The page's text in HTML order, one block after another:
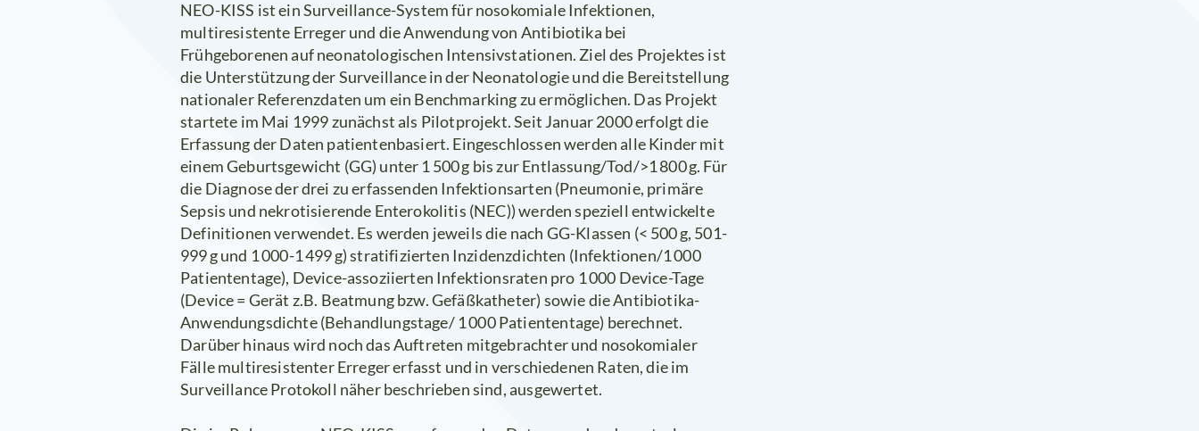
NEO-KISS ist ein Surveillance-System für nosokomiale Infektionen,
multiresistente Erreger und die Anwendung von Antibiotika bei
Frühgeborenen auf neonatologischen Intensivstationen. Ziel des Projektes ist
die Unterstützung der Surveillance in der Neonatologie und die Bereitstellung
nationaler Referenzdaten um ein Benchmarking zu ermöglichen. Das Projekt
startete im Mai 1999 zunächst als Pilotprojekt. Seit Januar 2000 erfolgt die
Erfassung der Daten patientenbasiert. Eingeschlossen werden alle Kinder mit
einem Geburtsgewicht (GG) unter 1 500 g bis zur Entlassung/Tod/>1 800 g. Für
die Diagnose der drei zu erfassenden Infektionsarten (Pneumonie, primäre
Sepsis und nekrotisierende Enterokolitis (NEC)) werden speziell entwickelte
Definitionen verwendet. Es werden jeweils die nach GG-Klassen (< 500 g, 501-
999 g und 1 000-1 499 g) stratifizierten Inzidenzdichten (Infektionen/1 000
Patiententage), Device-assoziierten Infektionsraten pro 1 000 Device-Tage
(Device = Gerät z.B. Beatmung bzw. Gefäßkatheter) sowie die Antibiotika-
Anwendungsdichte (Behandlungstage/ 1 000 Patiententage) berechnet.
Darüber hinaus wird noch das Auftreten mitgebrachter und nosokomialer
Fälle multiresistenter Erreger erfasst und in verschiedenen Raten, die im
Surveillance Protokoll näher beschrieben sind, ausgewertet.